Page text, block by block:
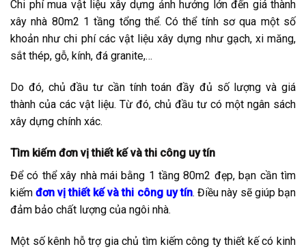
Chi phí mua vật liệu xây dựng ảnh hưởng lớn đến giá thành
xây nhà 80m2 1 tầng tổng thể. Có thể tính sơ qua một số
khoản như chi phí các vật liệu xây dựng như gạch, xi măng,
sắt thép, gỗ, kính, đá granite,…
Do đó, chủ đầu tư cần tính toán đầy đủ số lượng và giá
thành của các vật liệu. Từ đó, chủ đầu tư có một ngân sách
xây dựng chính xác.
Tìm kiếm đơn vị thiết kế và thi công uy tín
Để có thể xây nhà mái bằng 1 tầng 80m2 đẹp, bạn cần tìm
kiếmđơn vị thiết kế và thi công uy tín. Điều này sẽ giúp bạn
đảm bảo chất lượng của ngôi nhà.
Một số kênh hỗ trợ gia chủ tìm kiếm công ty thiết kế có kinh